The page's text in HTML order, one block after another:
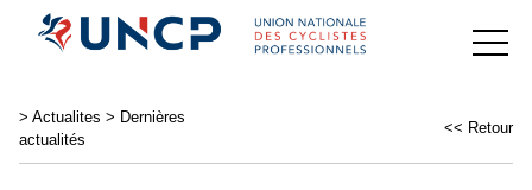
> Actualites > Dernières
actualités
<< Retour